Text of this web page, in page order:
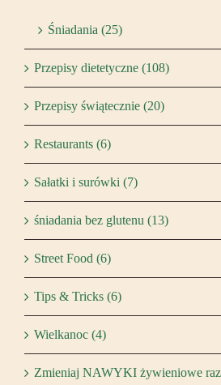
Śniadania (25)
Przepisy dietetyczne (108)
Przepisy świątecznie (20)
Restaurants (6)
Sałatki i surówki (7)
śniadania bez glutenu (13)
Street Food (6)
Tips & Tricks (6)
Wielkanoc (4)
Zmieniaj NAWYKI żywieniowe